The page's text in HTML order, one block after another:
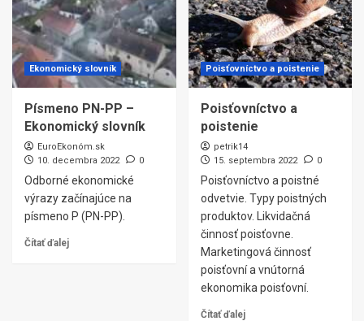
Ekonomický slovník
Písmeno PN-PP –
Ekonomický slovník
EuroEkonóm.sk
10. decembra 2022
0
Odborné ekonomické
výrazy začínajúce na
písmeno P (PN-PP).
Čítať ďalej
Poisťovníctvo a poistenie
Poisťovníctvo a
poistenie
petrik14
15. septembra 2022
0
Poisťovníctvo a poistné
odvetvie. Typy poistných
produktov. Likvidačná
činnosť poisťovne.
Marketingová činnosť
poisťovní a vnútorná
ekonomika poisťovní.
Čítať ďalej